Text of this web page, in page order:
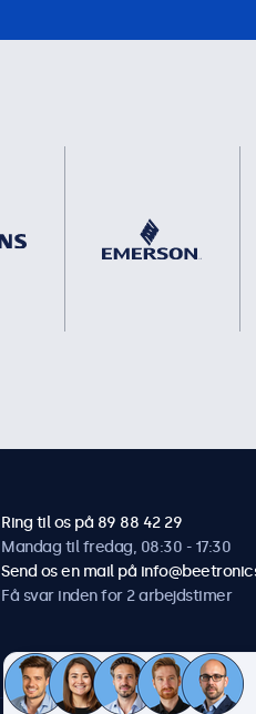
Ring til os på 89 88 42 29
Mandag til fredag, 08:30 - 17:30
Send os en mail på
Få svar inden for 2 arbejdstimer